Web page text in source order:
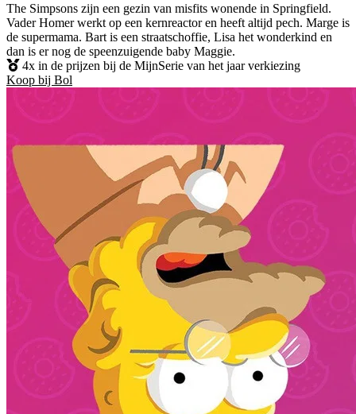
The Simpsons zijn een gezin van misfits wonende in Springfield.
Vader Homer werkt op een kernreactor en heeft altijd pech. Marge is
de supermama. Bart is een straatschoffie, Lisa het wonderkind en
dan is er nog de speenzuigende baby Maggie.
4x in de prijzen bij de MijnSerie van het jaar verkiezing
Koop bij Bol